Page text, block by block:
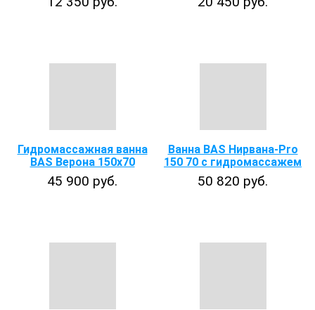
Гидромассажная ванна
BAS Верона 150х70
45 900 руб.
Ванна BAS Нирвана-Pro
150 70 с гидромассажем
50 820 руб.